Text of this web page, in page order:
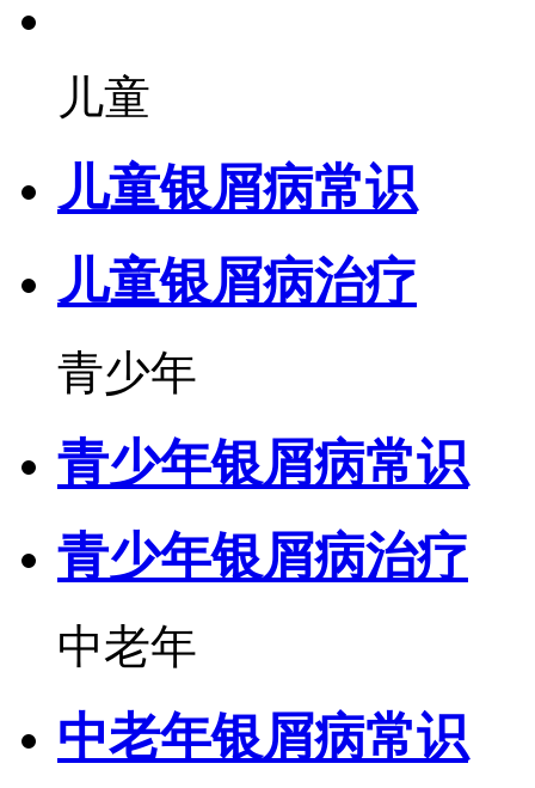
儿童
儿童银屑病常识
儿童银屑病治疗
青少年
青少年银屑病常识
青少年银屑病治疗
中老年
中老年银屑病常识